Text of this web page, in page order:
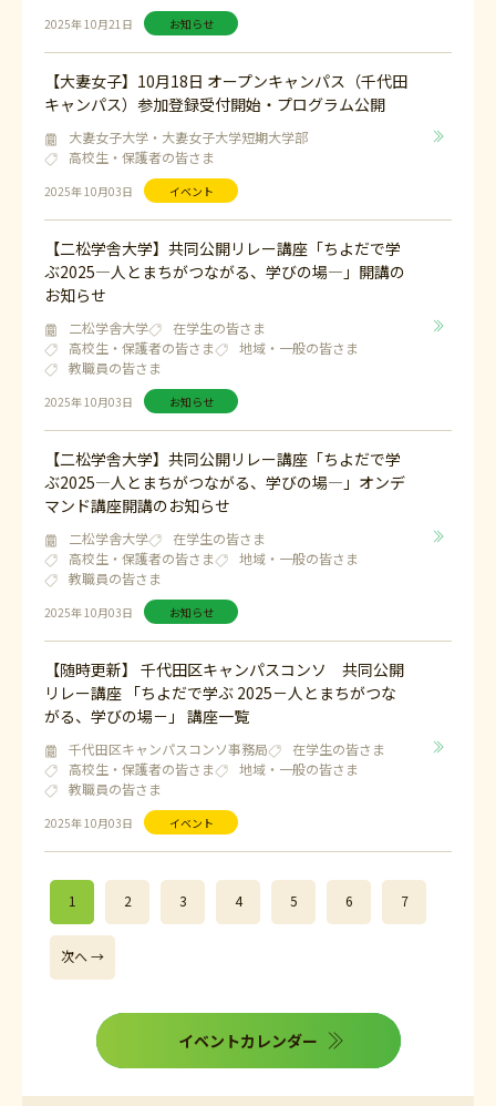
2025年 10月21日 お知らせ
2025年 10月03日 イベント
【大妻女子】10月18日 オープンキャンパス（千代田
キャンパス）参加登録受付開始・プログラム公開
大妻女子大学・大妻女子大学短期大学部
高校生・保護者の皆さま
2025年 10月03日 お知らせ
【二松学舎大学】共同公開リレー講座「ちよだで学
ぶ2025―人とまちがつながる、学びの場―」開講の
お知らせ
二松学舎大学
在学生の皆さま
高校生・保護者の皆さま
地域・一般の皆さま
教職員の皆さま
2025年 10月03日 お知らせ
【二松学舎大学】共同公開リレー講座「ちよだで学
ぶ2025―人とまちがつながる、学びの場―」オンデ
マンド講座開講のお知らせ
二松学舎大学
在学生の皆さま
高校生・保護者の皆さま
地域・一般の皆さま
教職員の皆さま
2025年 10月03日 イベント
【随時更新】 千代田区キャンパスコンソ 共同公開
リレー講座 「ちよだで学ぶ 2025－人とまちがつな
がる、学びの場－」 講座一覧
千代田区キャンパスコンソ事務局
在学生の皆さま
高校生・保護者の皆さま
地域・一般の皆さま
教職員の皆さま
1 2 3 4 5 6 7
次へ →
イベントカレンダー